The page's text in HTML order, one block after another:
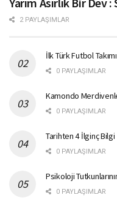
2 PAYLAŞIMLAR
İlk Türk Futbol
0 PAYLAŞIMLAR
Kamondo
0 PAYLAŞIMLAR
Tarihten 4 İlginç Bilgi
0 PAYLAŞIMLAR
Psikoloji
0 PAYLAŞIMLAR